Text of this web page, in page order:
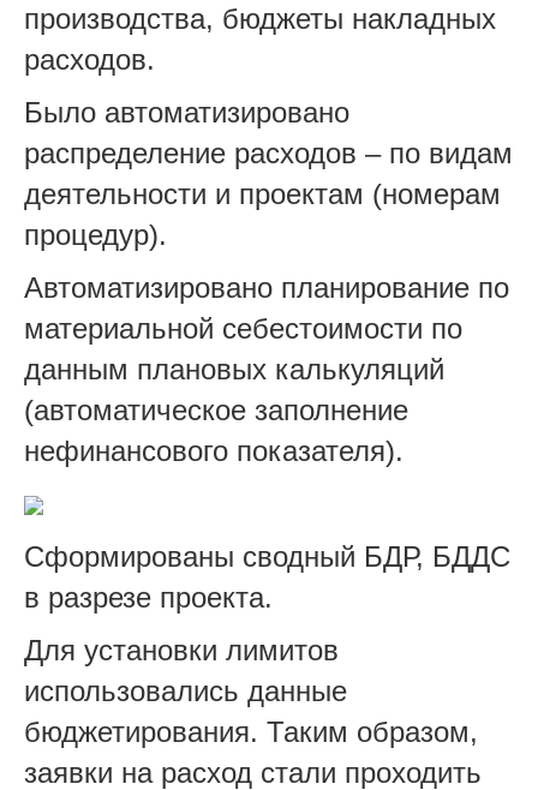
производства, бюджеты накладных
расходов.
Было автоматизировано
распределение расходов – по видам
деятельности и проектам (номерам
процедур).
Автоматизировано планирование по
материальной себестоимости по
данным плановых калькуляций
(автоматическое заполнение
нефинансового показателя).
Сформированы сводный БДР, БДДС
в разрезе проекта.
Для установки лимитов
использовались данные
бюджетирования. Таким образом,
заявки на расход стали проходить